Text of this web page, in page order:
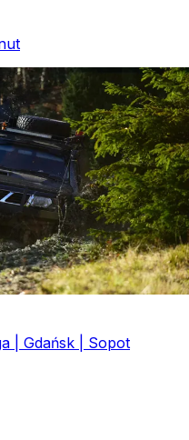
| Gdańsk | Sopot